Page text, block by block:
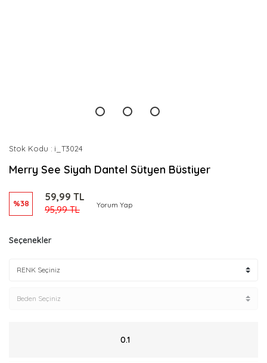
Stok Kodu i_T3024
Merry See Siyah Dantel Sütyen Büstiyer
%38
59,99 TL
95,99 TL Yorum Yap
Seçenekler